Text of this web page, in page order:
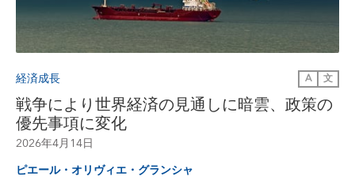
経済成長 A 文
戦争により世界経済の見通しに暗雲、政策の
優先事項に変化
2026年4月14日
ピエール・オリヴィエ・グランシャ